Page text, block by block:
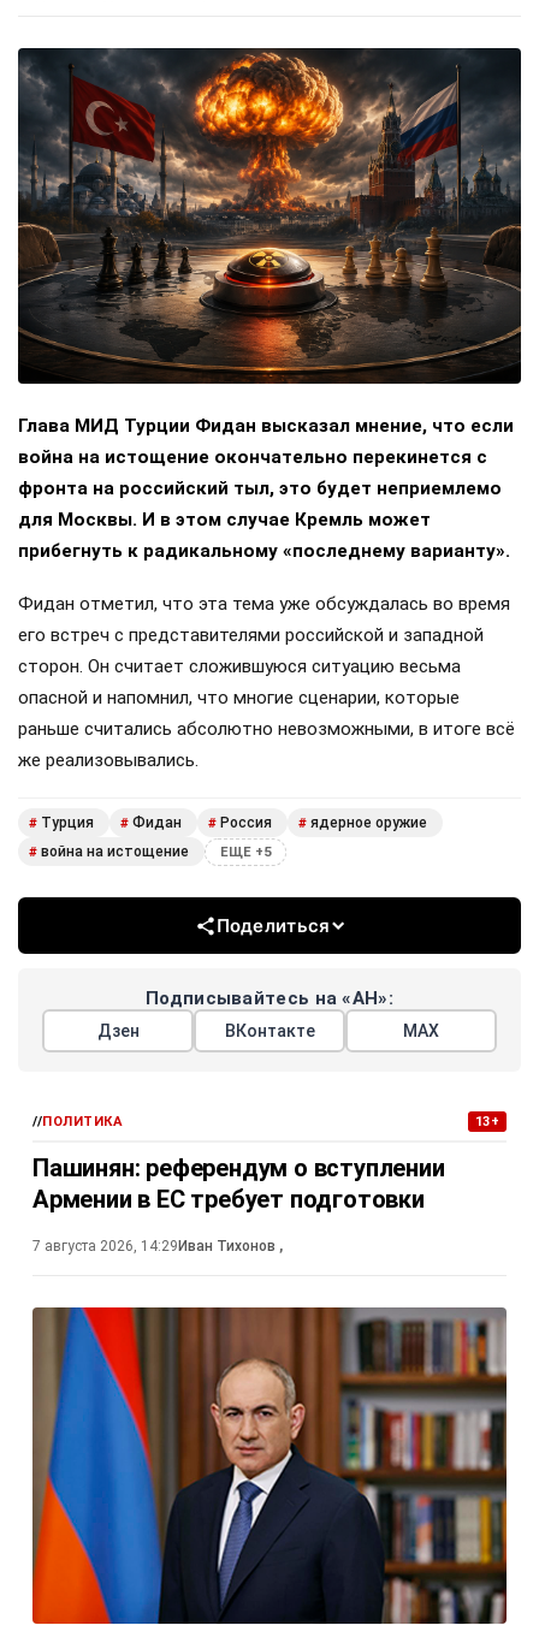
Глава МИД Турции Фидан высказал мнение, что если
война на истощение окончательно перекинется с
фронта на российский тыл, это будет неприемлемо
для Москвы. И в этом случае Кремль может
прибегнуть к радикальному «последнему варианту».
Фидан отметил, что эта тема уже обсуждалась во время
его встреч с представителями российской и западной
сторон. Он считает сложившуюся ситуацию весьма
опасной и напомнил, что многие сценарии, которые
раньше считались абсолютно невозможными, в итоге всё
же реализовывались.
# Турция # Фидан # Россия # ядерное оружие
# война на истощение ЕЩЕ +5
Поделиться
Подписывайтесь на «АН»:
Дзен ВКонтакте МАХ
//ПОЛИТИКА 13+
Пашинян: референдум о вступлении
Армении в ЕС требует подготовки
7 августа 2026, 14:29 Иван Тихонов ,